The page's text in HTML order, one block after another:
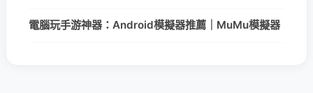
電腦玩手游神器：Android模擬器推薦｜MuMu模擬器